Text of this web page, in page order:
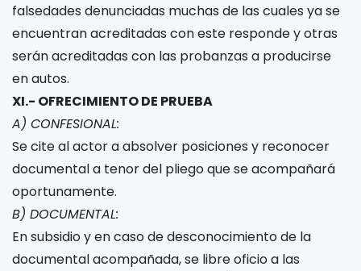
falsedades denunciadas muchas de las cuales ya se
encuentran acreditadas con este responde y otras
serán acreditadas con las probanzas a producirse
en autos.
XI.- OFRECIMIENTO DE PRUEBA
A) CONFESIONAL:
Se cite al actor a absolver posiciones y reconocer
documental a tenor del pliego que se acompañará
oportunamente.
B) DOCUMENTAL:
En subsidio y en caso de desconocimiento de la
documental acompañada, se libre oficio a las